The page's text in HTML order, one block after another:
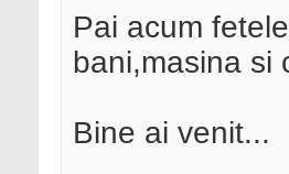
Pai acum
bani,masina si
Bine ai venit...